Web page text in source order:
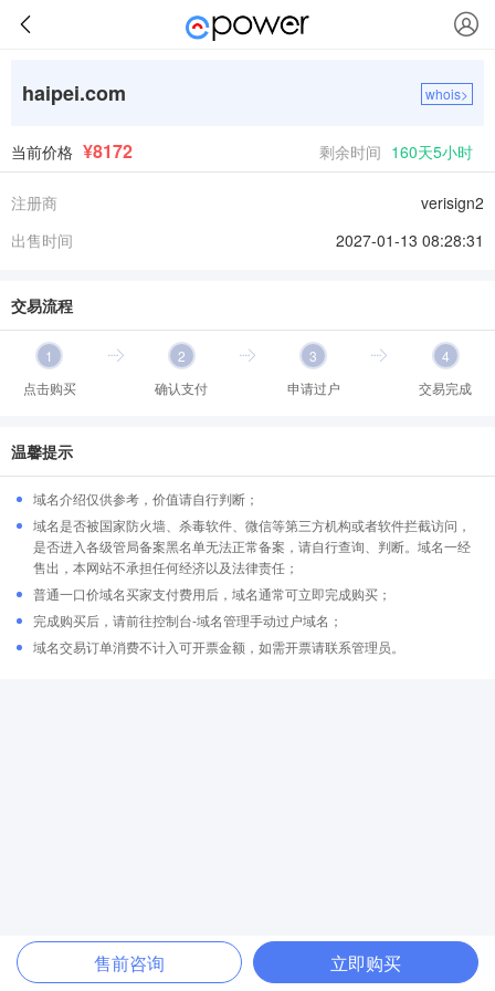
haipei.com whois>
当前价格 ¥8172 剩余时间 160天5小时
注册商
verisign2
出售时间
2027-01-13 08:28:31
交易流程
1
点击购买
2
确认支付
3
申请过户
4
交易完成
温馨提示
域名介绍仅供参考，价值请自行判断；
域名是否被国家防火墙、杀毒软件、微信等第三方机构或者软件拦截访问，
是否进入各级管局备案黑名单无法正常备案，请自行查询、判断。域名一经
售出，本网站不承担任何经济以及法律责任；
普通一口价域名买家支付费用后，域名通常可立即完成购买；
完成购买后，请前往控制台-域名管理手动过户域名；
域名交易订单消费不计入可开票金额，如需开票请联系管理员。
售前咨询 立即购买